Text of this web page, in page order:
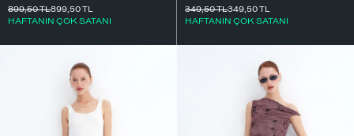
899,50TL
HAFTANIN ÇOK SATANI
899,50TL
349,50TL
HAFTANIN ÇOK SATANI
349,50TL